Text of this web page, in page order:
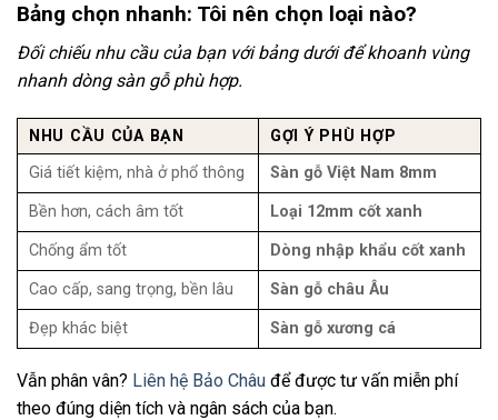
Bảng chọn nhanh: Tôi nên chọn loại nào?
Đối chiếu nhu cầu của bạn với bảng dưới để khoanh vùng
nhanh dòng sàn gỗ phù hợp.
NHU CẦU CỦA BẠN
GỢI Ý PHÙ HỢP
Giá tiết kiệm, nhà ở phổ thông
Sàn gỗ Việt Nam 8mm
Bền hơn, cách âm tốt Loại 12mm cốt xanh
Chống ẩm tốt Dòng nhập khẩu cốt xanh
Cao cấp, sang trọng, bền lâu Sàn gỗ châu Âu
Đẹp khác biệt Sàn gỗ xương cá
Vẫn phân vân? Liên hệ Bảo Châu để được tư vấn miễn phí
theo đúng diện tích và ngân sách của bạn.